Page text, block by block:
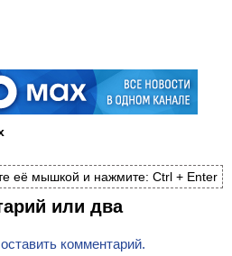
её мышкой и нажмите: Ctrl + Enter
или два
комментарий.